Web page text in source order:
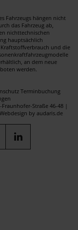
Fahrzeugs hängen nicht
das Fahrzeug ab,
nichttechnischen
hauptsächlich
und die
an dem neue
werden.
Terminbuchung
Straße 46-48 |
Webdesign by audaris.de